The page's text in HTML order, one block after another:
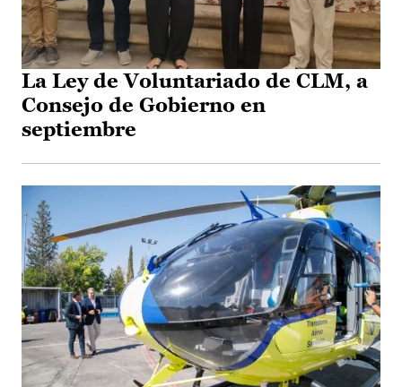
La Ley de Voluntariado de CLM, a
Consejo de Gobierno en
septiembre